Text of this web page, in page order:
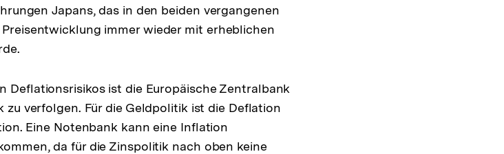
Japans, das in den beiden vergangenen
immer wieder mit erheblichen
Deflationsrisikos ist die Europäische Zentralbank
verfolgen. Für die Geldpolitik ist die Deflation
Eine Notenbank kann eine Inflation
da für die Zinspolitik nach oben keine